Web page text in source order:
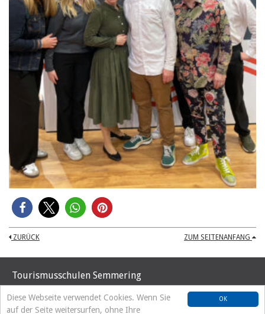
OK
Diese Webseite verwendet Cookies. Wenn Sie
auf der Seite weitersurfen, ohne Ihre
ZURÜCK ZUM SEITENANFANG
Tourismusschulen Semmering
Hochstraße 37
A-2680 Semmering